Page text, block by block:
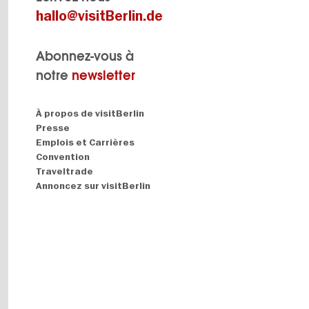
hallo@visitBerlin.de
Abonnez-vous à
notre newsletter
Navigation:
About
À propos de visitBerlin
Presse
Emplois et Carrières
Convention
Traveltrade
Annoncez sur visitBerlin